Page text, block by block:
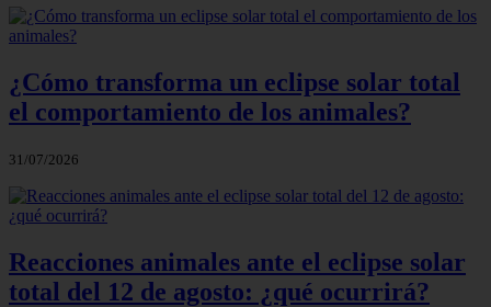
¿Cómo transforma un eclipse solar total
el comportamiento de los animales?
31/07/2026
Reacciones animales ante el eclipse solar
total del 12 de agosto: ¿qué ocurrirá?